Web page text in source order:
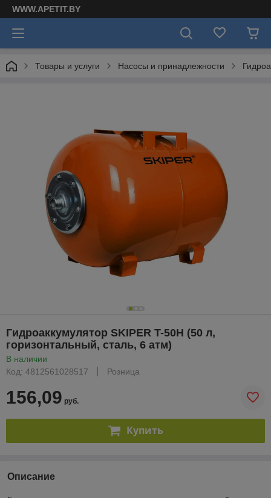
WWW.APETIT.BY
Товары и услуги Насосы и принадлежности
Гидроаккумулятор SKIPER T-50H (50 л,
горизонтальный, сталь, 6 атм)
В наличии
Код: 4812561028517
Розница
156,09 руб.
Купить
Описание